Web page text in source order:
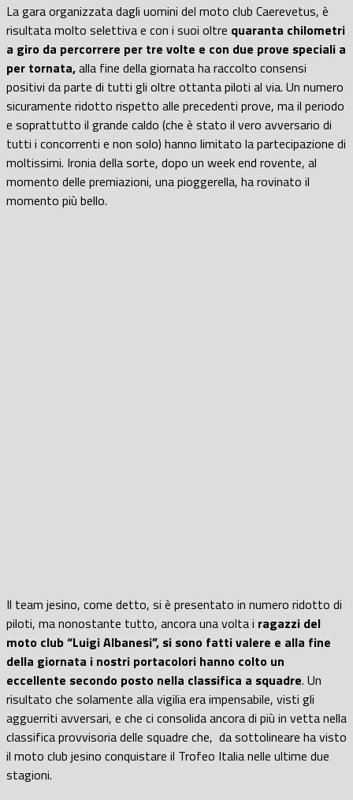
La gara organizzata dagli uomini del moto club Caerevetus, è
risultata molto selettiva e con i suoi oltre quaranta chilometri
a giro da percorrere per tre volte e con due prove speciali a
per tornata,alla fine della giornata ha raccolto consensi
positivi da parte di tutti gli oltre ottanta piloti al via. Un numero
sicuramente ridotto rispetto alle precedenti prove, ma il periodo
e soprattutto il grande caldo (che è stato il vero avversario di
tutti i concorrenti e non solo) hanno limitato la partecipazione di
moltissimi. Ironia della sorte, dopo un week end rovente, al
momento delle premiazioni, una pioggerella, ha rovinato il
momento più bello.
Il team jesino, come detto, si è presentato in numero ridotto di
piloti, ma nonostante tutto, ancora una volta i ragazzi del
moto club “Luigi Albanesi”, si sono fatti valere e alla fine
della giornata i nostri portacolori hanno colto un
eccellente secondo posto nella classifica a squadre. Un
risultato che solamente alla vigilia era impensabile, visti gli
agguerriti avversari, e che ci consolida ancora di più in vetta nella
classifica provvisoria delle squadre che, da sottolineare ha visto
il moto club jesino conquistare il Trofeo Italia nelle ultime due
stagioni.